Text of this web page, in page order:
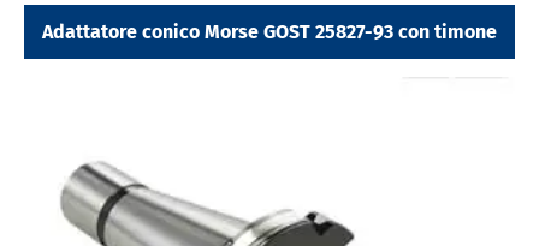
Adattatore conico Morse GOST 25827-93 con timone